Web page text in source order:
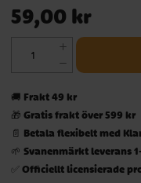
Pris: 59,00 kr
59,00 kr
🚚 Frakt 49 kr
🎁 Gratis frakt över 599 kr
📄 Betala flexibelt med
🌱 Svanenmärkt leverans
✅ Officiellt licensierade